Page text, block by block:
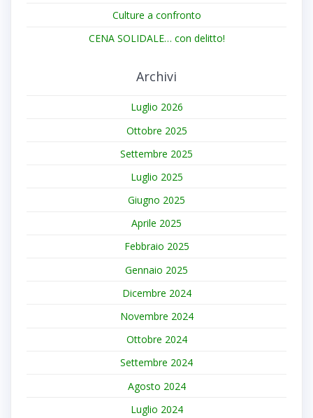
Culture a confronto
CENA SOLIDALE… con delitto!
Archivi
Luglio 2026
Ottobre 2025
Settembre 2025
Luglio 2025
Giugno 2025
Aprile 2025
Febbraio 2025
Gennaio 2025
Dicembre 2024
Novembre 2024
Ottobre 2024
Settembre 2024
Agosto 2024
Luglio 2024